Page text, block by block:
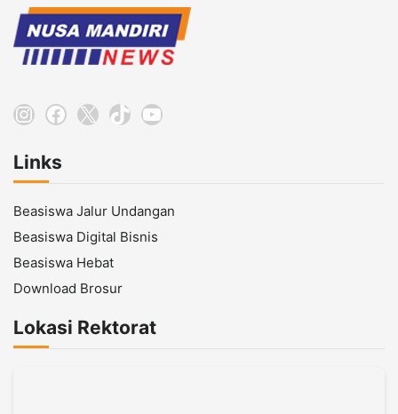
Instagram
Facebook
X TikTokYouTube
Links
Beasiswa Jalur Undangan
Beasiswa Digital Bisnis
Beasiswa Hebat
Download Brosur
Lokasi Rektorat